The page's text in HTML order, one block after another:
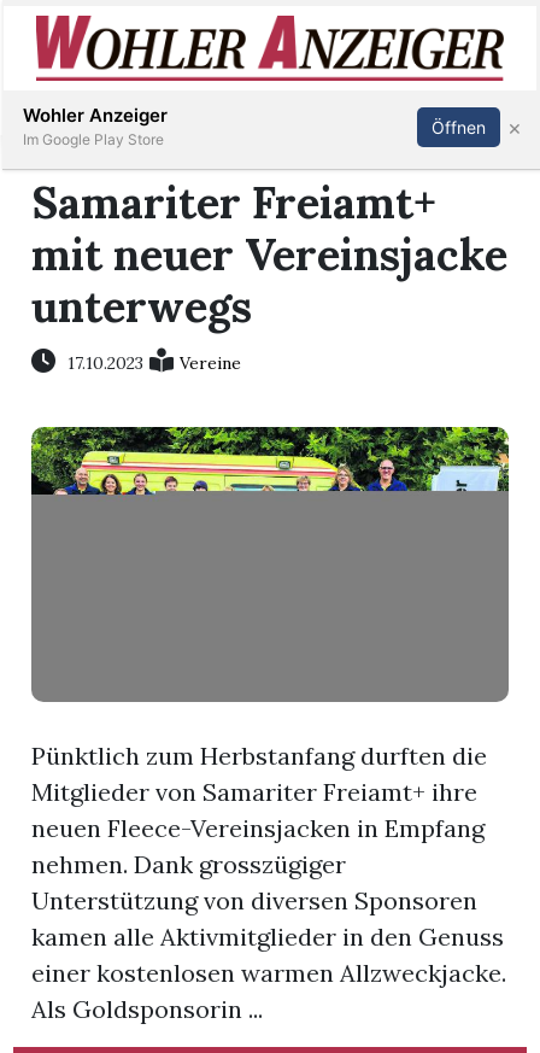
Immobilien
Veranstaltungen
Stellen
E-
Paper
Inserieren Abonnieren Anmelden
Samariter Freiamt+
mit neuer Vereinsjacke
unterwegs
17.10.2023 Vereine
Pünktlich zum Herbstanfang durften die
Mitglieder von Samariter Freiamt+ ihre
neuen Fleece-Vereinsjacken in Empfang
nehmen. Dank grosszügiger
Unterstützung von diversen Sponsoren
kamen alle Aktivmitglieder in den Genuss
einer kostenlosen warmen Allzweckjacke.
Als Goldsponsorin ...
Wohler Anzeiger
Im Google Play Store
Öffnen ×